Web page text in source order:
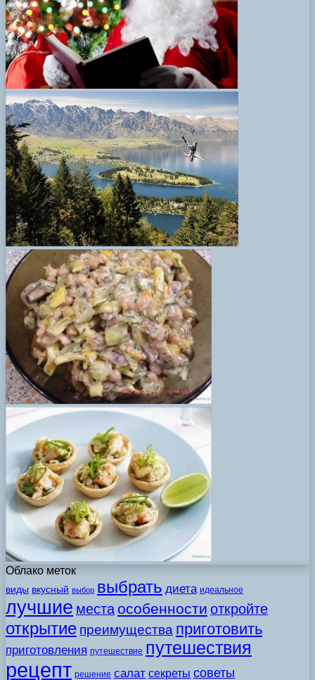
Облако меток
виды вкусный выбор выбрать диета идеальное
лучшие места особенности откройте
открытие преимущества приготовить
приготовления путешествие путешествия
рецепт решение салат секреты советы